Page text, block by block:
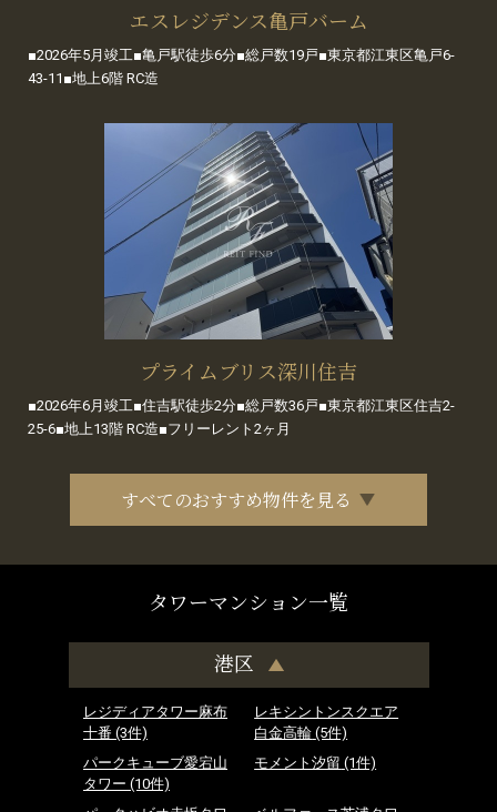
エスレジデンス亀戸バーム
■2026年5月竣工■亀戸駅徒歩6分■総戸数19戸■東京都江東区亀戸6-
43-11■地上6階 RC造
プライムブリス深川住吉
■2026年6月竣工■住吉駅徒歩2分■総戸数36戸■東京都江東区住吉2-
25-6■地上13階 RC造■フリーレント2ヶ月
すべてのおすすめ物件を見る
タワーマンション一覧
港区
レジディアタワー麻布
十番 (3件)
レキシントンスクエア
白金高輪 (5件)
パークキューブ愛宕山
タワー (10件)
モメント汐留 (1件)